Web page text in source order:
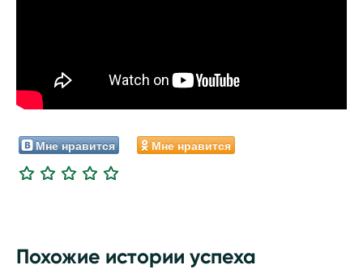
Мне нравится Мне нравится
Похожие истории успеха